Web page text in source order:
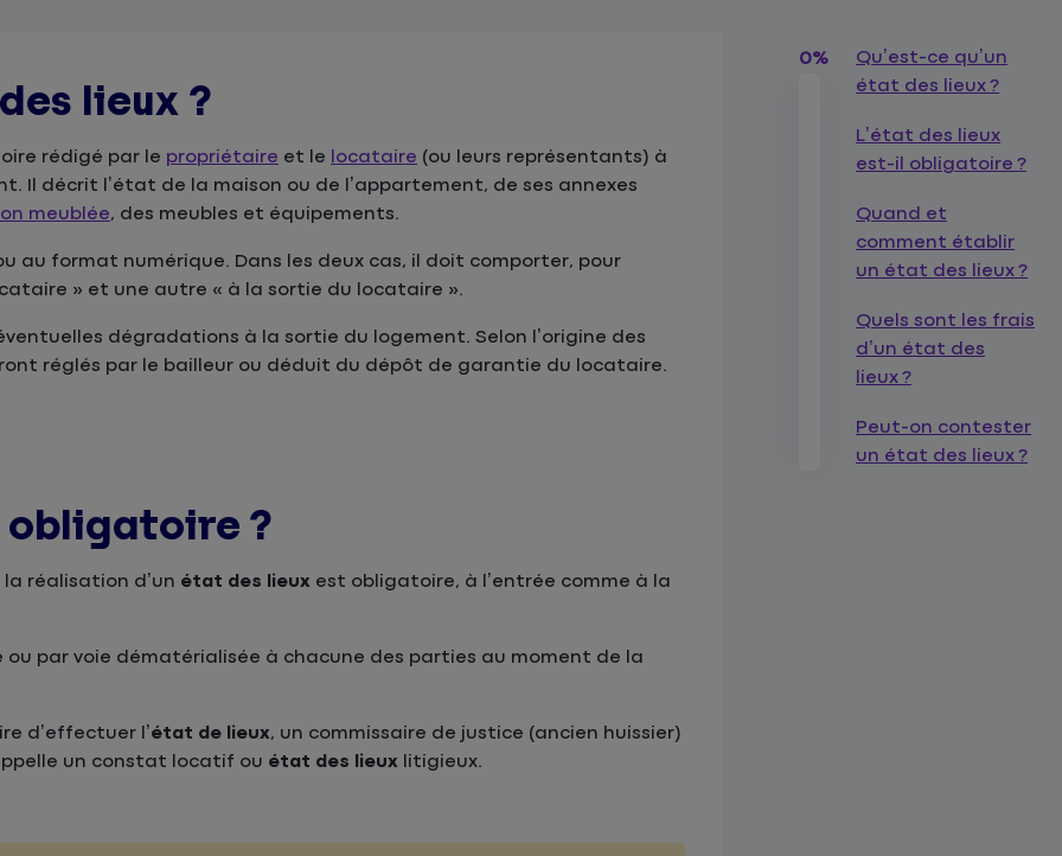
0%
Qu’est-ce qu’un
état des lieux ?
L’état des lieux
est-il obligatoire ?
Quand et
comment établir
un état des lieux ?
Quels sont les frais
d’un état des
lieux ?
Peut-on contester
un état des lieux ?
lieux ?
rédigé par le propriétaire et le locataire (ou leurs représentants) à
Il décrit l’état de la maison ou de l’appartement, de ses annexes
meublée, des meubles et équipements.
au format numérique. Dans les deux cas, il doit comporter, pour
» et une autre « à la sortie du locataire ».
dégradations à la sortie du logement. Selon l’origine des
réglés par le bailleur ou déduit du dépôt de garantie du locataire.
obligatoire ?
la réalisation d’un état des lieux est obligatoire, à l’entrée comme à la
par voie dématérialisée à chacune des parties au moment de la
d’effectuer l’état de lieux, un commissaire de justice (ancien huissier)
un constat locatif ou état des lieux litigieux.